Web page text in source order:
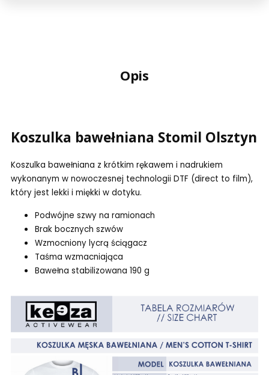
Opis
Koszulka bawełniana Stomil Olsztyn
Koszulka bawełniana z krótkim rękawem i nadrukiem
wykonanym w nowoczesnej technologii DTF (direct to film),
który jest lekki i miękki w dotyku.
Podwójne szwy na ramionach
Brak bocznych szwów
Wzmocniony lycrą ściągacz
Taśma wzmacniająca
Bawełna stabilizowana 190 g